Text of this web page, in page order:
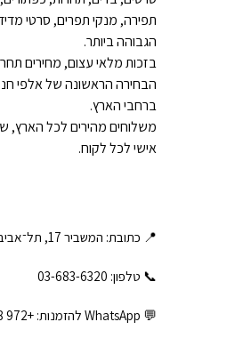
תפירה, מנקי תפרים, סרטי
הגבוהה ביותר.
בזכות מלאי עצום, מחירים
הבחירה הראשונה של אלפי
ברחבי הארץ.
משלוחים מהירים לכל הארץ,
אישי לכל לקוח.
📍 כתובת: המשביר 17, תל־אביב יפו
📞 טלפון: ‎03-683-6320
💬 WhatsApp להזמנות: +972 55-247-3338